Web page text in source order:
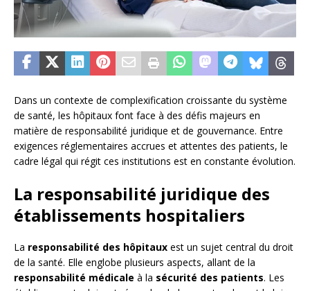
Dans un contexte de complexification croissante du système
de santé, les hôpitaux font face à des défis majeurs en
matière de responsabilité juridique et de gouvernance. Entre
exigences réglementaires accrues et attentes des patients, le
cadre légal qui régit ces institutions est en constante évolution.
La responsabilité juridique des
établissements hospitaliers
La responsabilité des hôpitaux est un sujet central du droit
de la santé. Elle englobe plusieurs aspects, allant de la
responsabilité médicale à la sécurité des patients. Les